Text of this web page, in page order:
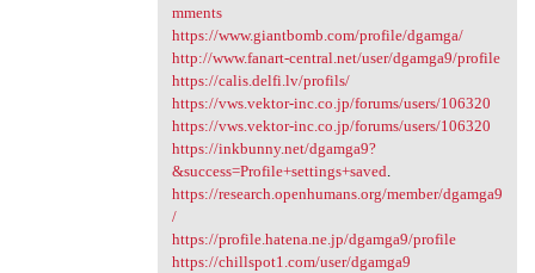
mments
https://www.giantbomb.com/profile/dgamga/
http://www.fanart-central.net/user/dgamga9/profile
https://calis.delfi.lv/profils/
https://vws.vektor-inc.co.jp/forums/users/106320
https://vws.vektor-inc.co.jp/forums/users/106320
https://inkbunny.net/dgamga9?
&success=Profile+settings+saved
https://research.openhumans.org/member/dgamga9
/
https://profile.hatena.ne.jp/dgamga9/profile
https://chillspot1.com/user/dgamga9